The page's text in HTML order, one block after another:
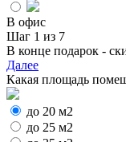
В офис
Шаг 1 из 7
В конце подарок -
Далее
Какая площадь
до 20 м2
до 25 м2